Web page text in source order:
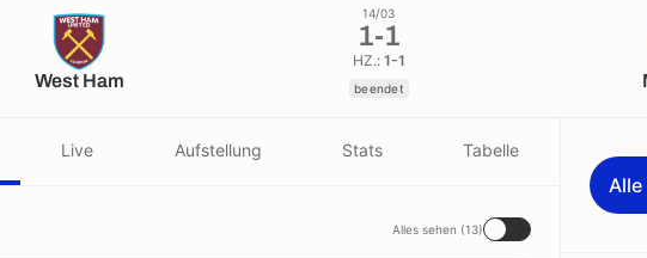
West Ham
14/03
1-1
HZ.: 1-1
beendet
Live Aufstellung Stats Tabelle
Alles sehen (13)
Alle